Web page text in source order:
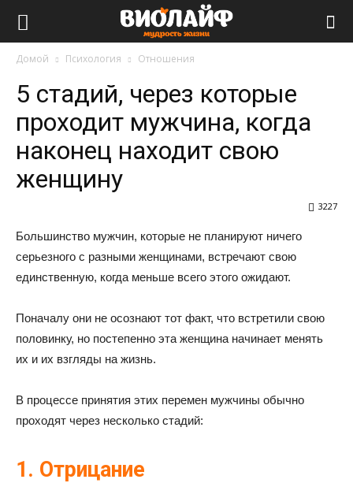
Домой Психология Отношения
5 стадий, через которые
проходит мужчина, когда
наконец находит свою
женщину
3227
Большинство мужчин, которые не планируют ничего
серьезного с разными женщинами, встречают свою
единственную, когда меньше всего этого ожидают.
Поначалу они не осознают тот факт, что встретили свою
половинку, но постепенно эта женщина начинает менять
их и их взгляды на жизнь.
В процессе принятия этих перемен мужчины обычно
проходят через несколько стадий:
1. Отрицание